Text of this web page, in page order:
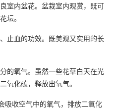
室内盆花。盆栽室内观赏，既可
坛。
止血的功效。既美观又实用的长
的氧气。虽然一些花草白天在光
氧化碳，释放出氧气。
吸收空气中的氧气，排放二氧化